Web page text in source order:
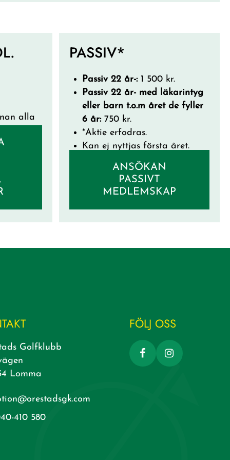
alla
PASSIV*
Passiv 22 år-:1 500 kr.
Passiv 22 år- med läkarintyg
eller barn t.o.m året de fyller
6 år:750 kr.
*Aktie erfodras.
Kan ej nyttjas första året.
ANSÖKAN
PASSIVT
MEDLEMSKAP
Golfklubb
Lomma
410 580
FÖLJ OSS